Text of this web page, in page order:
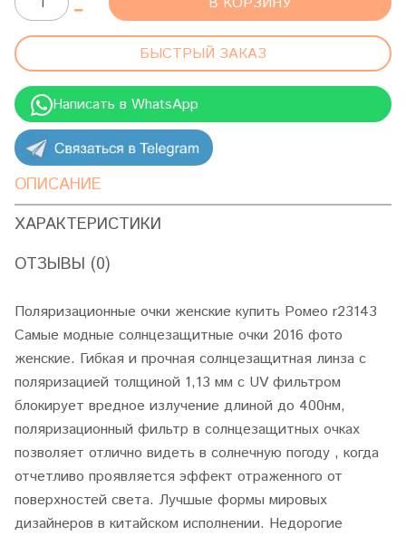
БЫСТРЫЙ ЗАКАЗ
Написать в WhatsApp
ОПИСАНИЕ
ХАРАКТЕРИСТИКИ
ОТЗЫВЫ (0)
Поляризационные очки женские купить Ромео r23143
Самые модные солнцезащитные очки 2016 фото
женские. Гибкая и прочная солнцезащитная линза с
поляризацией толщиной 1,13 мм с UV фильтром
блокирует вредное излучение длиной до 400нм,
поляризационный фильтр в солнцезащитных очках
позволяет отлично видеть в солнечную погоду , когда
отчетливо проявляется эффект отраженного от
поверхностей света. Лучшые формы мировых
дизайнеров в китайском исполнении. Недорогие